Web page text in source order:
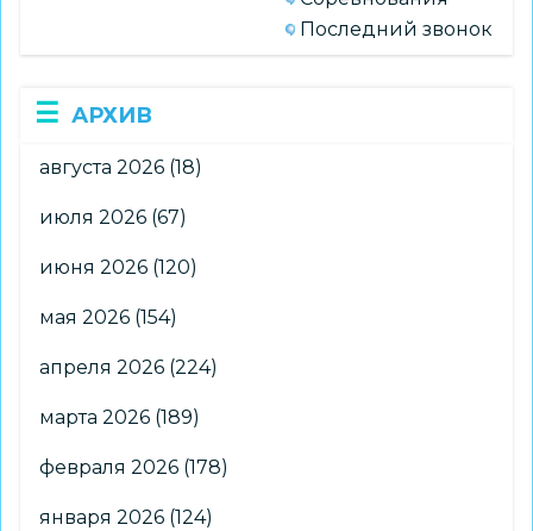
Последний звонок
АРХИВ
августа 2026 (18)
июля 2026 (67)
июня 2026 (120)
мая 2026 (154)
апреля 2026 (224)
марта 2026 (189)
февраля 2026 (178)
января 2026 (124)